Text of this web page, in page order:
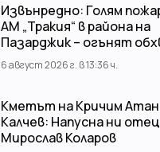
Извънредно: Голям
АМ „Тракия“ в района на
Пазарджик – огънят
лозови масиви
6 август 2026 г. в 13:36 ч.
Кметът на Кричим
Калчев: Напусна ни отец
Мирослав Коларов